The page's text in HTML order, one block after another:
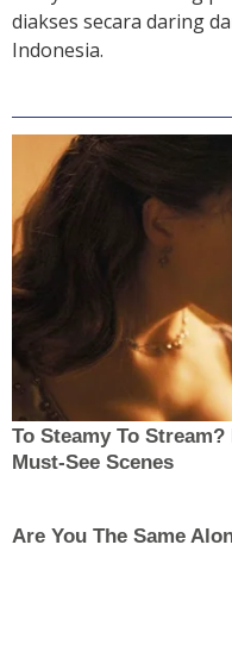
diakses secara daring
Indonesia.